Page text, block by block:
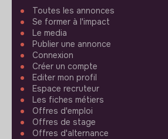
Toutes les annonces
Se former à l'impact
Le media
Publier une annonce
Connexion
Créer un compte
Editer mon profil
Espace recruteur
Les fiches métiers
Offres d'emploi
Offres de stage
Offres d'alternance